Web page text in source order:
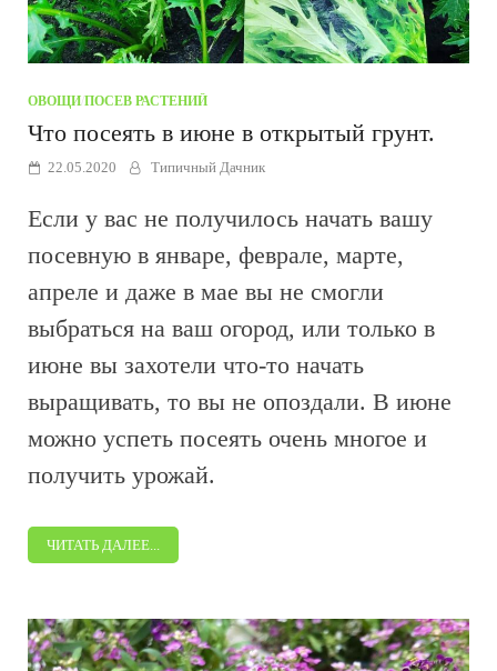
ОВОЩИ/ПОСЕВ РАСТЕНИЙ
Что посеять в июне в открытый грунт.
22.05.2020 Типичный Дачник
Если у вас не получилось начать вашу
посевную в январе, феврале, марте,
апреле и даже в мае вы не смогли
выбраться на ваш огород, или только в
июне вы захотели что-то начать
выращивать, то вы не опоздали. В июне
можно успеть посеять очень многое и
получить урожай.
ЧИТАТЬ ДАЛЕЕ...